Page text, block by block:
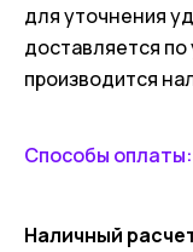
для уточнения
доставляется
производится
Способы оплаты:
Наличный